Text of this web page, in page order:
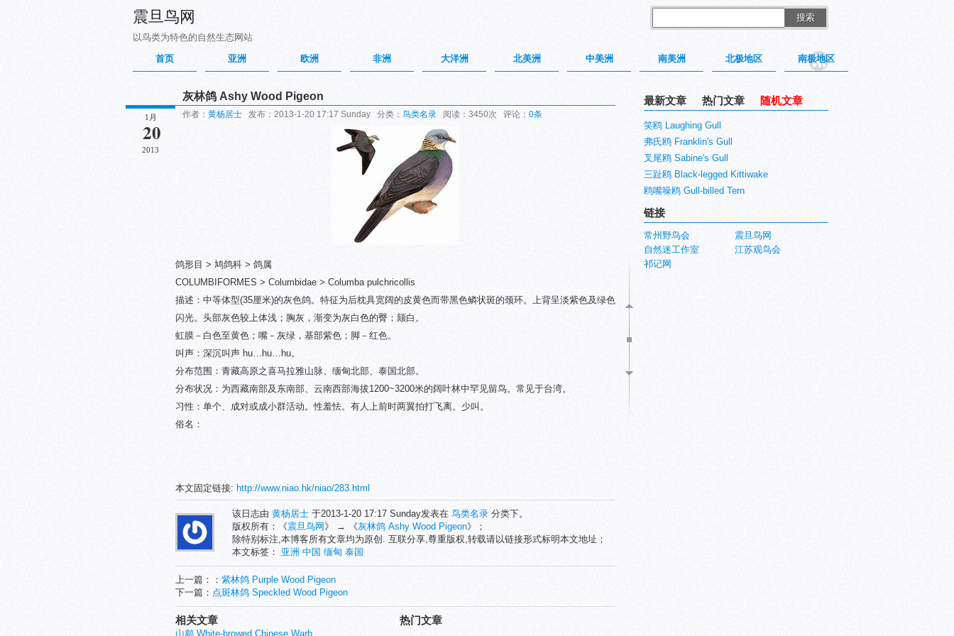
震旦鸟网
以鸟类为特色的自然生态网站
搜索
首页 亚洲 欧洲 非洲 大洋洲 北美洲 中美洲 南美洲 北极地区 南极地区
1月
20
2013
灰林鸽 Ashy Wood Pigeon
作者： 黄杨居士 发布：2013-1-20 17:17 Sunday 分类： 鸟类名录 阅读：3450次 评论： 0条
鸽形目 > 鸠鸽科 > 鸽属
COLUMBIFORMES > Columbidae > Columba pulchricollis
描述：中等体型(35厘米)的灰色鸽。特征为后枕具宽阔的皮黄色而带黑色鳞状斑的颈环。上背呈淡紫色及绿色
闪光。头部灰色较上体浅；胸灰，渐变为灰白色的臀；颏白。
虹膜－白色至黄色；嘴－灰绿，基部紫色；脚－红色。
叫声：深沉叫声 hu…hu…hu。
分布范围：青藏高原之喜马拉雅山脉、缅甸北部、泰国北部。
分布状况：为西藏南部及东南部、云南西部海拔1200~3200米的阔叶林中罕见留鸟。常见于台湾。
习性：单个、成对或成小群活动。性羞怯。有人上前时两翼拍打飞离。少叫。
俗名：
本文固定链接: http://www.niao.hk/niao/283.html
该日志由 黄杨居士 于2013-1-20 17:17 Sunday发表在 鸟类名录 分类下。
版权所有：《震旦鸟网 》 → 《灰林鸽 Ashy Wood Pigeon》；
除特别标注,本博客所有文章均为原创. 互联分享,尊重版权,转载请以链接形式标明本文地址；
本文标签： 亚洲 中国 缅甸 泰国
上一篇：： 紫林鸽 Purple Wood Pigeon
下一篇： 点斑林鸽 Speckled Wood Pigeon
热门文章
相关文章
山鹛 White-browed Chinese Warb
最新文章 热门文章 随机文章
笑鸥 Laughing Gull
弗氏鸥 Franklin's Gull
叉尾鸥 Sabine's Gull
三趾鸥 Black-legged Kittiwake
鸥嘴噪鸥 Gull-billed Tern
链接
常州野鸟会
震旦鸟网
自然迷工作室
江苏观鸟会
祁记网